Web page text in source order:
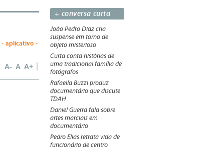
- aplicativo -
A- A A+
+ conversa curta
João Pedro Diaz cria
suspense em torno de
objeto misterioso
Curta conta histórias de
uma tradicional família de
fotógrafos
Rafaella Buzzi produz
documentário que discute
TDAH
Daniel Guerra fala sobre
artes marciais em
documentário
Pedro Elias retrata vida de
funcionário de centro